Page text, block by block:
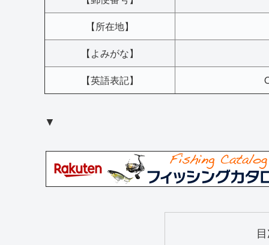
【所在地】
【よみがな】
【英語表記】
▼